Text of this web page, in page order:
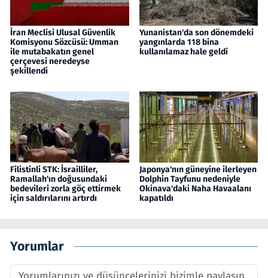
İran Meclisi Ulusal Güvenlik
Komisyonu Sözcüsü: Umman
ile mutabakatın genel
çerçevesi neredeyse
şekillendi
Yunanistan'da son dönemdeki
yangınlarda 118 bina
kullanılamaz hale geldi
Filistinli STK: İsrailliler,
Ramallah'ın doğusundaki
bedevileri zorla göç ettirmek
için saldırılarını artırdı
Japonya'nın güneyine ilerleyen
Dolphin Tayfunu nedeniyle
Okinava'daki Naha Havaalanı
kapatıldı
Yorumlar